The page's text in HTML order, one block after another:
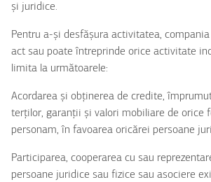
și juridice.
Pentru a-și desfășura activitatea,
act sau poate întreprinde orice activitate
limita la următoarele:
Acordarea și obținerea de credite,
terților, garanții și valori mobiliare de orice
personam, în favoarea oricărei persoane
Participarea, cooperarea cu sau
persoane juridice sau fizice sau asociere